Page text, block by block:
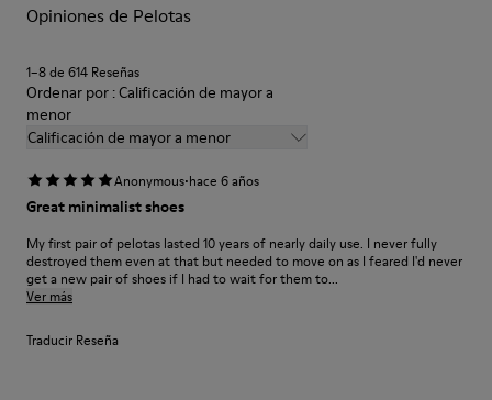
Si deseas obtener información detallada sobre cómo cuidar de
Opiniones de Pelotas
1–8 de 614 Reseñas
Ordenar por : Calificación de mayor a
menor
Calificación de mayor a menor
Anonymous·hace 6 años
Great minimalist shoes
My first pair of pelotas lasted 10 years of nearly daily use. I never fully
destroyed them even at that but needed to move on as I feared I'd never
get a new pair of shoes if I had to wait for them to...
Ver más
Traducir Reseña